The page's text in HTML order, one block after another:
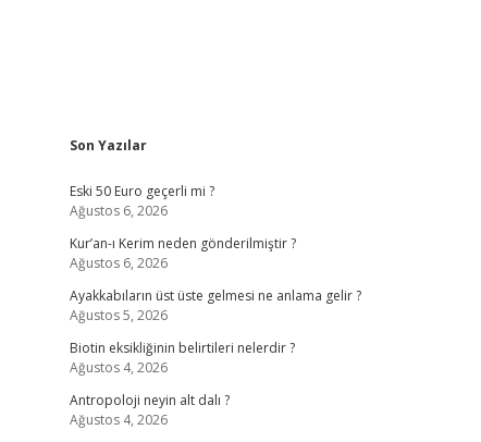
Sidebar
Son Yazılar
Eski 50 Euro geçerli mi ?
Ağustos 6, 2026
Kur’an-ı Kerim neden gönderilmiştir ?
Ağustos 6, 2026
Ayakkabıların üst üste gelmesi ne anlama gelir ?
Ağustos 5, 2026
Biotin eksikliğinin belirtileri nelerdir ?
Ağustos 4, 2026
Antropoloji neyin alt dalı ?
Ağustos 4, 2026